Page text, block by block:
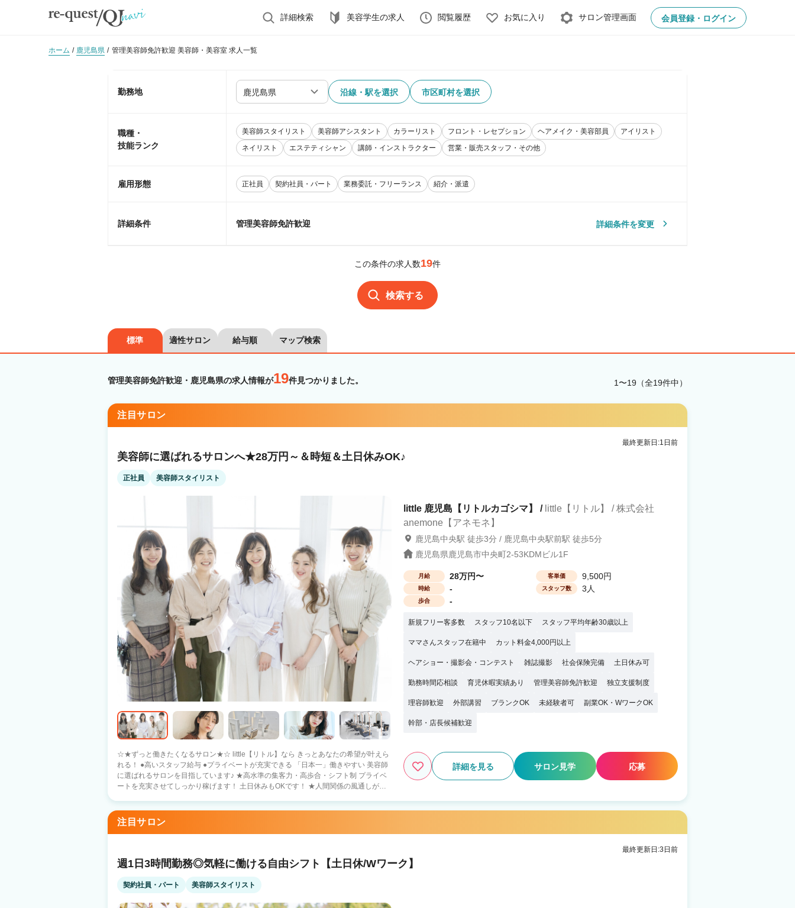
詳細検索 美容学生の求人 閲覧履歴 お気に入り サロン管理画面 会員登録・ログイン
ホーム 鹿児島県 管理美容師免許歓迎 美容師・美容室 求人一覧
勤務地 沿線・駅を選択 市区町村を選択
職種・
技能ランク
美容師スタイリスト 美容師アシスタント カラーリスト フロント・レセプション ヘアメイク・美容部員
アイリスト
ネイリスト
エステティシャン 講師・インストラクター 営業・販売スタッフ・その他
雇用形態 正社員 契約社員・パート 業務委託・フリーランス 紹介・派遣
詳細条件 管理美容師免許歓迎 詳細条件を変更
この条件の求人数19件
検索する
標準 適性サロン 給与順 マップ検索
管理美容師免許歓迎・鹿児島県の求人情報が19件見つかりました。 1〜19（全19件中）
注目サロン
最終更新日:1日前
美容師に選ばれるサロンへ★28万円～＆時短＆土日休みOK♪
正社員 美容師スタイリスト
☆★ずっと働きたくなるサロン★☆ little【リトル】なら きっとあなたの希望が叶えら
れる！ ●高いスタッフ給与 ●プライベートが充実できる 「日本一」働きやすい 美容師
に選ばれるサロンを目指しています♪ ★高水準の集客力・高歩合・シフト制 プライベ
ートを充実させてしっかり稼げます！ 土日休みもOKです！ ★人間関係の風通しがよ
備 銀行借入などの資金調達 エリア新規出店 物件探し、内装外装のサポート 好条件の
材料仕入れ 集客・求人 給料計算・事務の援助 スタッフマネジメント 経営サポート 〇
美容師さんの 入社１カ月後の声を集めました♪ 『応募のきっかけ』 ・前職の先輩の紹
介（26歳女性） ・自由シフト（31歳女性） ・全国90店舗以上の安定経営（30歳男
性） 『見学・面接のときの印象は？』 ・給与や人間関係など、個人の悩みを解消でき
る点を解説してくれて優しかった（24歳女性） ・見学で一緒に働く人やサロンの雰囲
気を確認できてよかった（25歳女性） 複数店舗の見学なども実施しております！ まず
little 鹿児島【リトルカゴシマ】 / little【リトル】 / 株式会社
anemone【アネモネ】
鹿児島中央駅 徒歩3分 / 鹿児島中央駅前駅 徒歩5分
鹿児島県鹿児島市中央町2-53KDMビル1F
月給 28万円〜 客単価 9,500円
時給 - スタッフ数 3人
歩合 -
新規フリー客多数 スタッフ10名以下 スタッフ平均年齢30歳以上
ママさんスタッフ在籍中 カット料金4,000円以上
ヘアショー・撮影会・コンテスト 雑誌撮影 社会保険完備 土日休み可
勤務時間応相談 育児休暇実績あり 管理美容師免許歓迎 独立支援制度
理容師歓迎 外部講習 ブランクOK 未経験者可 副業OK・WワークOK
幹部・店長候補歓迎
詳細を見る サロン見学 応募
注目サロン
最終更新日:3日前
週1日3時間勤務◎気軽に働ける自由シフト【土日休/Wワーク】
契約社員・パート 美容師スタイリスト